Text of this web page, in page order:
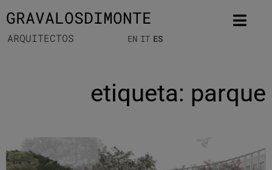
GRAVALOSDIMONTE
ARQUITECTOS EN IT ES
etiqueta: parque